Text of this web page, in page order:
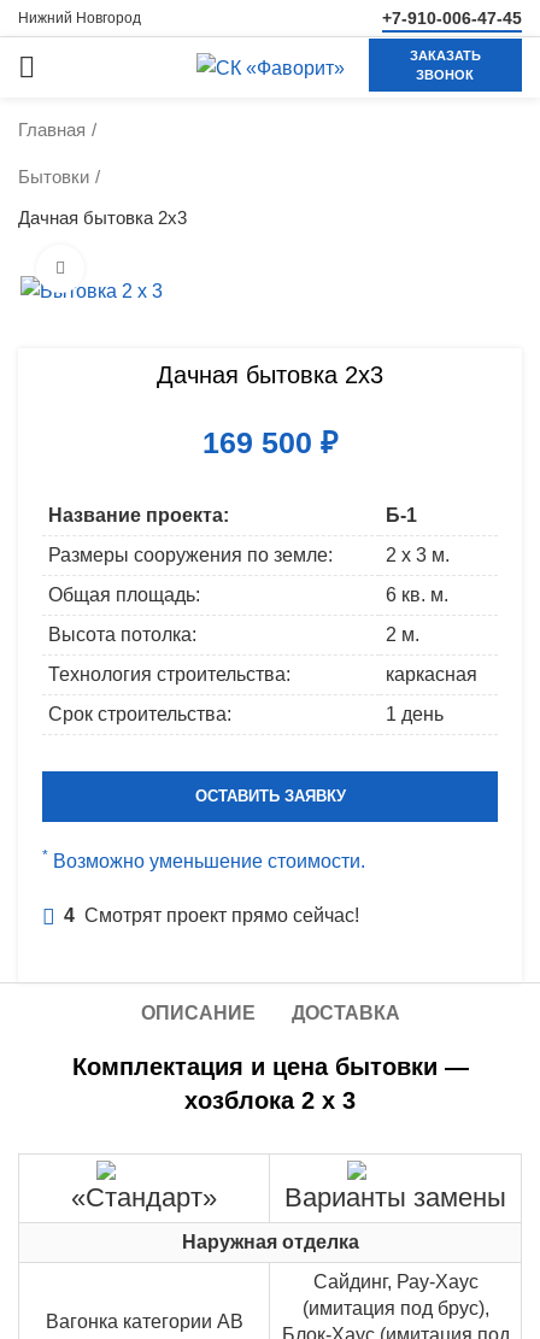
Нижний Новгород +7-910-006-47-45
ЗАКАЗАТЬ
ЗВОНОК
Главная
Бытовки
Дачная бытовка 2х3
Дачная бытовка 2х3
169 500 ₽
Название проекта:
Б-1
Размеры сооружения по земле:
2 x 3 м.
Общая площадь:
6 кв. м.
Высота потолка:
2 м.
Технология строительства:
каркасная
Срок строительства:
1 день
ОСТАВИТЬ ЗАЯВКУ
* Возможно уменьшение стоимости.
4 Смотрят проект прямо сейчас!
ОПИСАНИЕ ДОСТАВКА
Комплектация и цена бытовки —
хозблока 2 х 3
«Стандарт» Варианты замены
Наружная отделка
Вагонка категории АВ
Сайдинг, Рау-Хаус
(имитация под брус),